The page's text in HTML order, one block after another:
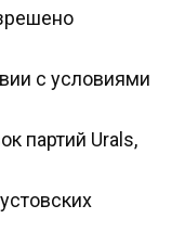
с условиями
партий Urals,